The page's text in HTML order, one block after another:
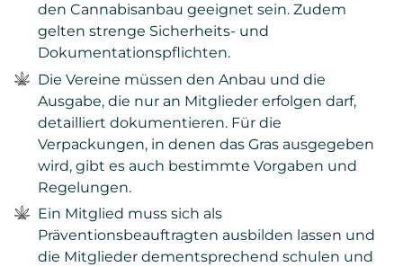
den Cannabisanbau geeignet sein. Zudem
gelten strenge Sicherheits- und
Dokumentationspflichten.
Die Vereine müssen den Anbau und die
Ausgabe, die nur an Mitglieder erfolgen darf,
detailliert dokumentieren. Für die
Verpackungen, in denen das Gras ausgegeben
wird, gibt es auch bestimmte Vorgaben und
Regelungen.
Ein Mitglied muss sich als
Präventionsbeauftragten ausbilden lassen und
die Mitglieder dementsprechend schulen und